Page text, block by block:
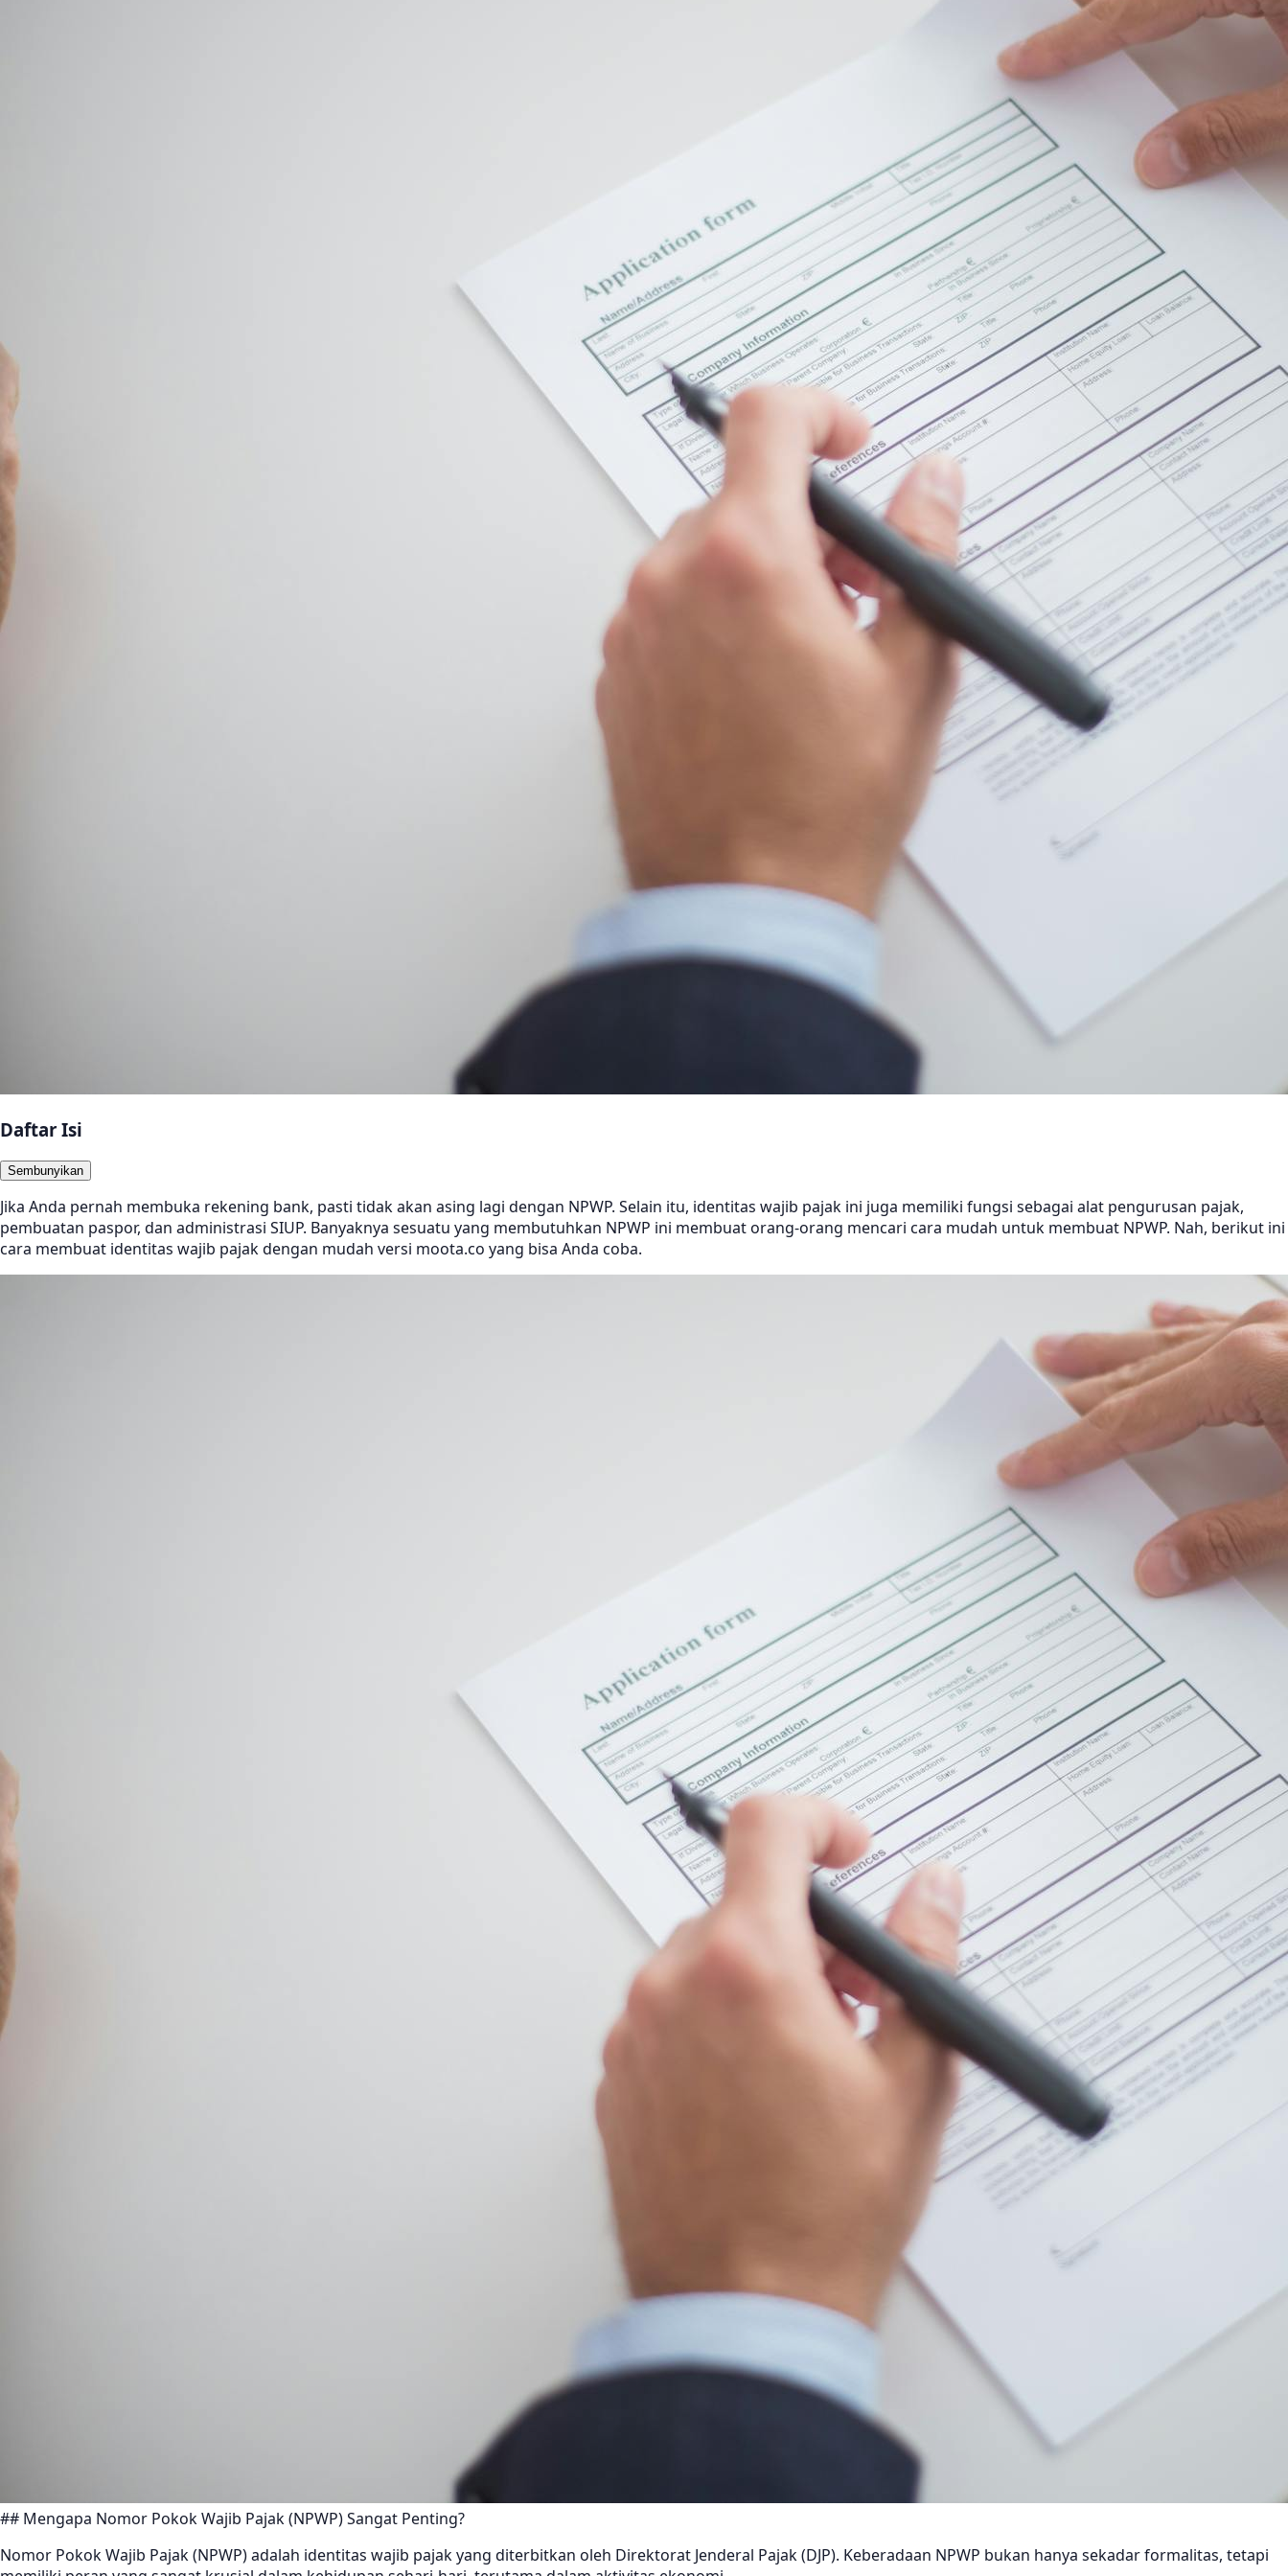
Daftar Isi
Sembunyikan
Jika Anda pernah membuka rekening bank, pasti tidak akan asing lagi dengan NPWP. Selain itu, identitas wajib pajak ini juga memiliki fungsi sebagai alat pengurusan pajak,
pembuatan paspor, dan administrasi SIUP. Banyaknya sesuatu yang membutuhkan NPWP ini membuat orang-orang mencari cara mudah untuk membuat NPWP. Nah, berikut ini
cara membuat identitas wajib pajak dengan mudah versi moota.co yang bisa Anda coba.
## Mengapa Nomor Pokok Wajib Pajak (NPWP) Sangat Penting?
Nomor Pokok Wajib Pajak (NPWP) adalah identitas wajib pajak yang diterbitkan oleh Direktorat Jenderal Pajak (DJP). Keberadaan NPWP bukan hanya sekadar formalitas, tetapi